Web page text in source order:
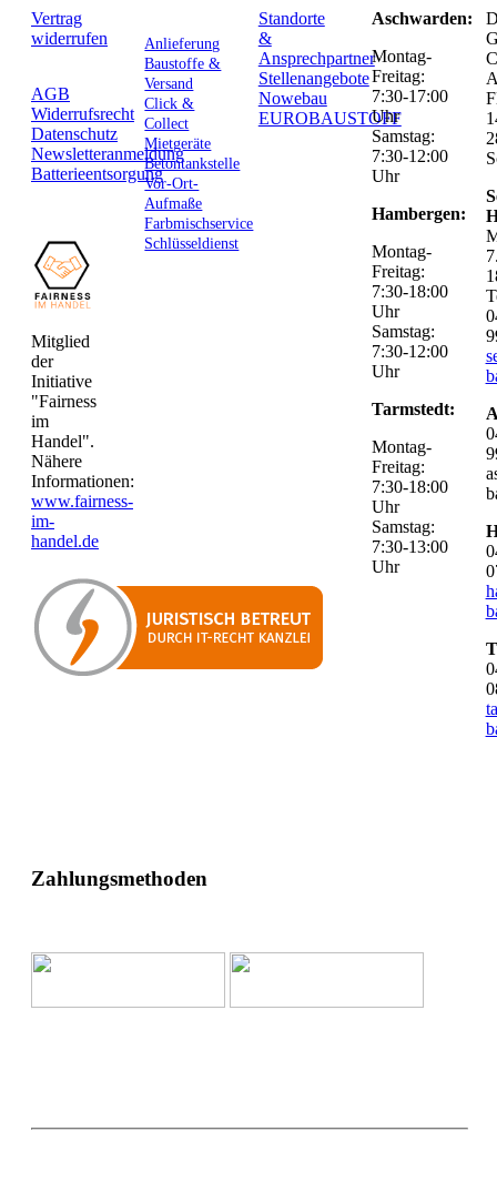
Vertrag
widerrufen
AGB
Widerrufsrecht
Datenschutz
Newsletteranmeldung
Batterieentsorgung
Mitglied
der
Initiative
"Fairness
im
Handel".
Nähere
Informationen:
www.fairness-
im-
handel.de
Anlieferung
Baustoffe &
Versand
Click &
Collect
Mietgeräte
Betontankstelle
Vor-Ort-
Aufmaße
Farbmischservice
Schlüsseldienst
Standorte
&
Ansprechpartner
Stellenangebote
Nowebau
EUROBAUSTOFF
Aschwarden:
Montag-
Freitag:
7:30-17:00
Uhr
Samstag:
7:30-12:00
Uhr
Hambergen:
Montag-
Freitag:
7:30-18:00
Uhr
Samstag:
7:30-12:00
Uhr
Tarmstedt:
Montag-
Freitag:
7:30-18:00
Uhr
Samstag:
7:30-13:00
Uhr
Zahlungsmethoden